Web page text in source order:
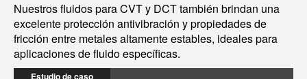
Nuestros fluidos para CVT y DCT también brindan una
excelente protección antivibración y propiedades de
fricción entre metales altamente estables, ideales para
aplicaciones de fluido específicas.
Estudio de caso